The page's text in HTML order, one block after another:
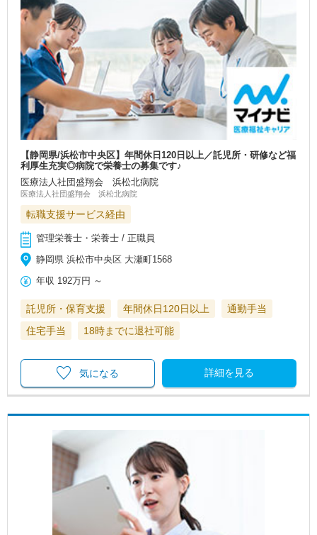
【静岡県/浜松市中央区】年間休日120日以上／託児所・研修など福
利厚生充実◎病院で栄養士の募集です♪
医療法人社団盛翔会 浜松北病院
医療法人社団盛翔会 浜松北病院
転職支援サービス経由
管理栄養士・栄養士 / 正職員
静岡県 浜松市中央区 大瀬町1568
年収 192万円 ～
託児所・保育支援 年間休日120日以上
通勤手当
住宅手当
18時までに退社可能
詳細を見る
気になる